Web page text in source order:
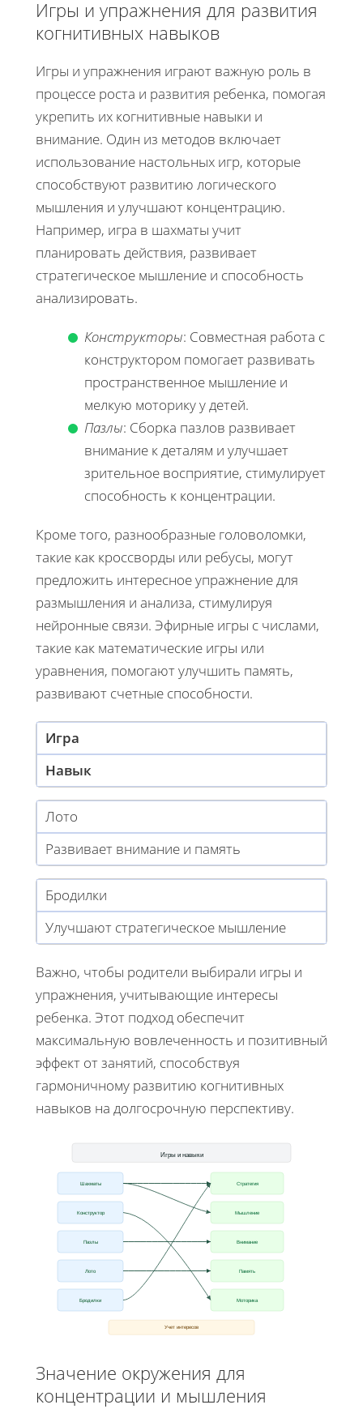
Игры и упражнения для развития
когнитивных навыков
Игры и упражнения играют важную роль в
процессе роста и развития ребенка, помогая
укрепить их когнитивные навыки и
внимание. Один из методов включает
использование настольных игр, которые
способствуют развитию логического
мышления и улучшают концентрацию.
Например, игра в шахматы учит
планировать действия, развивает
стратегическое мышление и способность
анализировать.
Конструкторы: Совместная работа с
конструктором помогает развивать
пространственное мышление и
мелкую моторику у детей.
Пазлы: Сборка пазлов развивает
внимание к деталям и улучшает
зрительное восприятие, стимулирует
способность к концентрации.
Кроме того, разнообразные головоломки,
такие как кроссворды или ребусы, могут
предложить интересное упражнение для
размышления и анализа, стимулируя
нейронные связи. Эфирные игры с числами,
такие как математические игры или
уравнения, помогают улучшить память,
развивают счетные способности.
Игра
Навык
Лото
Развивает внимание и память
Бродилки
Улучшают стратегическое мышление
Важно, чтобы родители выбирали игры и
упражнения, учитывающие интересы
ребенка. Этот подход обеспечит
максимальную вовлеченность и позитивный
эффект от занятий, способствуя
гармоничному развитию когнитивных
навыков на долгосрочную перспективу.
Игры и навыки
Шахматы
Конструктор
Пазлы
Лото
Бродилки
Стратегия
Мышление
Внимание
Память
Моторика
Учет интересов
Значение окружения для
концентрации и мышления